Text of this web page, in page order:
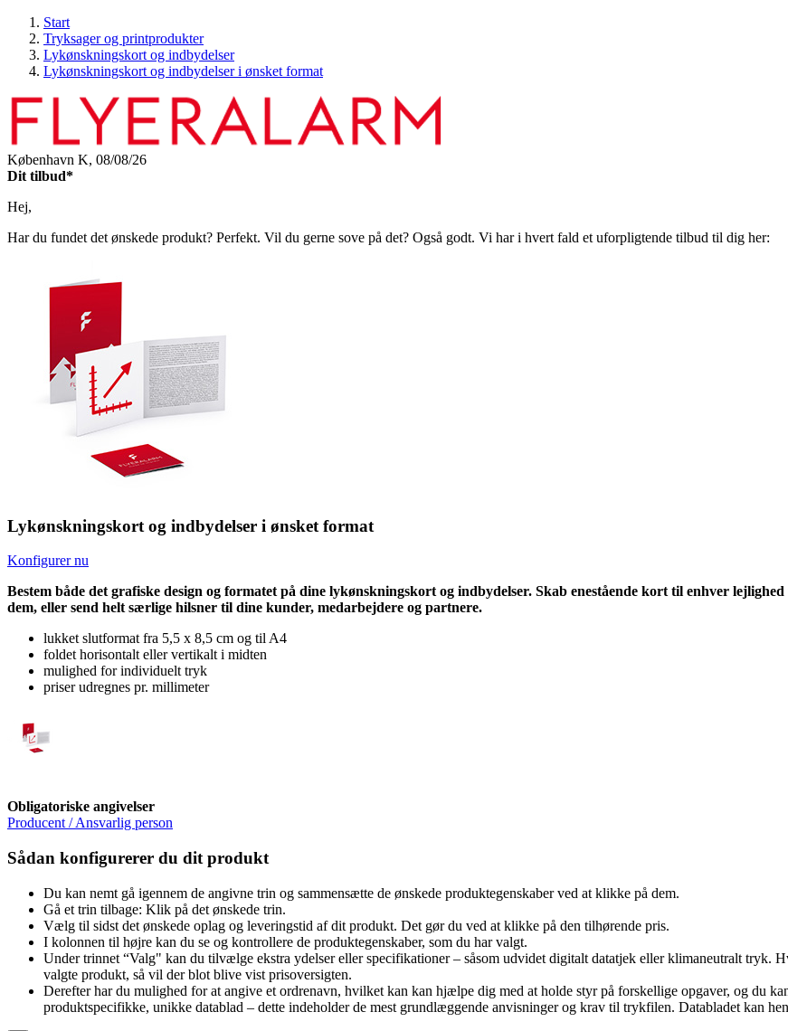
Start
Tryksager og printprodukter
Lykønskningskort og indbydelser
Lykønskningskort og indbydelser i ønsket format
København K, 08/08/26
Dit tilbud*
Hej,
Har du fundet det ønskede produkt? Perfekt. Vil du gerne sove på det? Også godt. Vi har i hvert fald et uforpligtende tilbud til dig her:
Lykønskningskort og indbydelser i ønsket format
Konfigurer nu
Bestem både det grafiske design og formatet på dine lykønskningskort og indbydelser. Skab enestående kort til enhver
dem, eller send helt særlige hilsner til dine kunder, medarbejdere og partnere.
lukket slutformat fra 5,5 x 8,5 cm og til A4
foldet horisontalt eller vertikalt i midten
mulighed for individuelt tryk
priser udregnes pr. millimeter
Obligatoriske angivelser
Producent / Ansvarlig person
Sådan konfigurerer du dit produkt
Du kan nemt gå igennem de angivne trin og sammensætte de ønskede produktegenskaber ved at klikke på dem.
Gå et trin tilbage: Klik på det ønskede trin.
Vælg til sidst det ønskede oplag og leveringstid af dit produkt. Det gør du ved at klikke på den tilhørende pris.
I kolonnen til højre kan du se og kontrollere de produktegenskaber, som du har valgt.
Under trinnet “Valg" kan du tilvælge ekstra ydelser eller specifikationer – såsom udvidet digitalt datatjek eller klimaneutralt tryk.
valgte produkt, så vil der blot blive vist prisoversigten.
Derefter har du mulighed for at angive et ordrenavn, hvilket kan kan hjælpe dig med at holde styr på forskellige opgaver, og du
produktspecifikke, unikke datablad – dette indeholder de mest grundlæggende anvisninger og krav til trykfilen. Databladet kan